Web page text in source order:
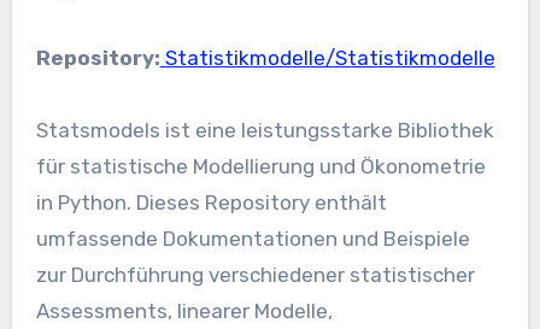
Repository: Statistikmodelle/Statistikmodelle
Statsmodels ist eine leistungsstarke Bibliothek
für statistische Modellierung und Ökonometrie
in Python. Dieses Repository enthält
umfassende Dokumentationen und Beispiele
zur Durchführung verschiedener statistischer
Assessments, linearer Modelle,